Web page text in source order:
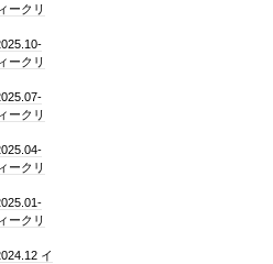
ークリ
ークリ
ークリ
ークリ
ークリ
イ